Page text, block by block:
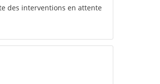
des interventions en attente